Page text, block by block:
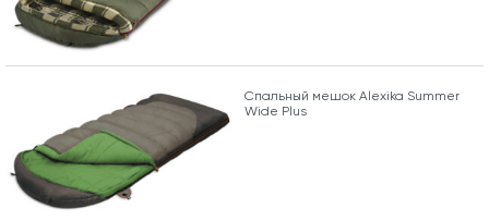
Спальный мешок Alexika Summer
Wide Plus